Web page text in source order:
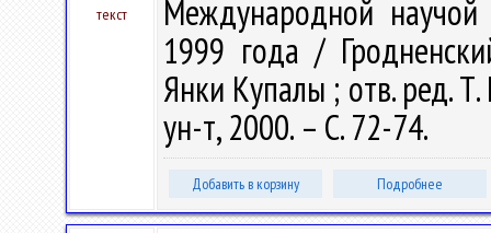
текст
Международной
1999 года /
Янки Купалы ; отв. ред. Т.
ун-т, 2000. – С. 72-74.
Добавить в корзину Подробнее